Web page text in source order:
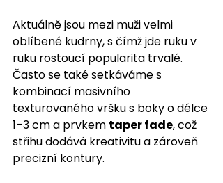
Aktuálně jsou mezi muži velmi
oblíbené kudrny, s čímž jde ruku v
ruku rostoucí popularita trvalé.
Často se také setkáváme s
kombinací masivního
texturovaného vršku s boky o délce
1–3 cm a prvkem taper fade, což
střihu dodává kreativitu a zároveň
precizní kontury.